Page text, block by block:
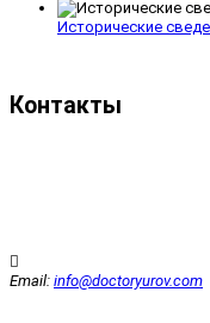
Исторические
Контакты
Email: info@doctoryurov.com